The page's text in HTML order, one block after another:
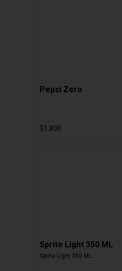
Pepsi Zero
$1.800
Sprite Light 350 ML
Sprite Light 350 ML